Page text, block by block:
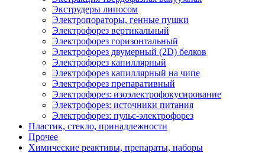
Экструдеры липосом
Электропораторы, генные пушки
Электрофорез вертикальный
Электрофорез горизонтальный
Электрофорез двумерный (2D) белков
Электрофорез капиллярный
Электрофорез капиллярный на чипе
Электрофорез препаративный
Электрофорез: изоэлектрофокусирование
Электрофорез: источники питания
Электрофорез: пульс-электрофорез
Пластик, стекло, принадлежности
Прочее
Химические реактивы, препараты, наборы